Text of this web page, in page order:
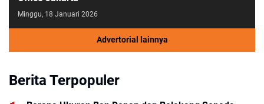
Minggu, 18 Januari 2026
Advertorial lainnya
Berita Terpopuler